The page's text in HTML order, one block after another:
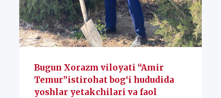
Bugun Xorazm viloyati “Amir
Temur”istirohat bog‘i hududida
yoshlar yetakchilari va faol